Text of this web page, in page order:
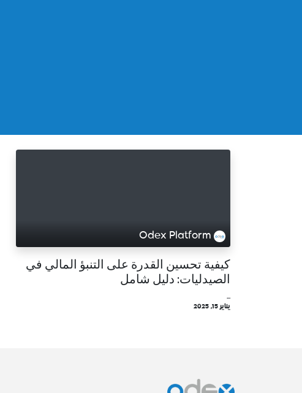
Odex Platform
كيفية تحسين القدرة على التنبؤ المالي في
الصيدليات: دليل شامل
...
يناير 15, 2025